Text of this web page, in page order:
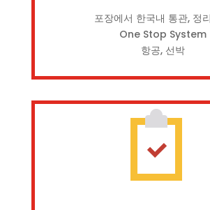
포장에서 한국내 통관, 정
One Stop System
항공, 선박